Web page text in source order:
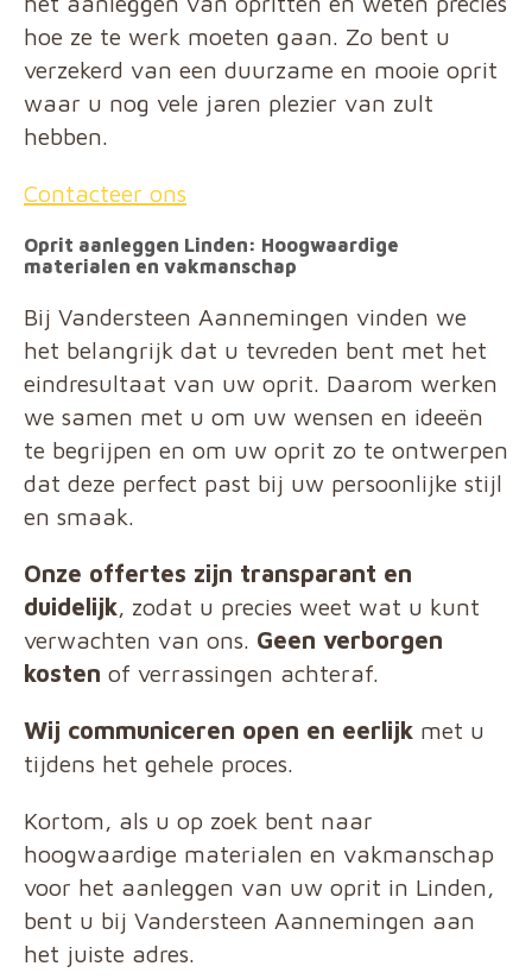
hoe ze te werk moeten gaan. Zo bent u
verzekerd van een duurzame en mooie oprit
waar u nog vele jaren plezier van zult
hebben.
Contacteer ons
Oprit aanleggen Linden: Hoogwaardige
materialen en vakmanschap
Bij Vandersteen Aannemingen vinden we
het belangrijk dat u tevreden bent met het
eindresultaat van uw oprit. Daarom werken
we samen met u om uw wensen en ideeën
te begrijpen en om uw oprit zo te ontwerpen
dat deze perfect past bij uw persoonlijke stijl
en smaak.
Onze offertes zijn transparant en
duidelijk, zodat u precies weet wat u kunt
verwachten van ons. Geen verborgen
kosten of verrassingen achteraf.
Wij communiceren open en eerlijk met u
tijdens het gehele proces.
Kortom, als u op zoek bent naar
hoogwaardige materialen en vakmanschap
voor het aanleggen van uw oprit in Linden,
bent u bij Vandersteen Aannemingen aan
het juiste adres.